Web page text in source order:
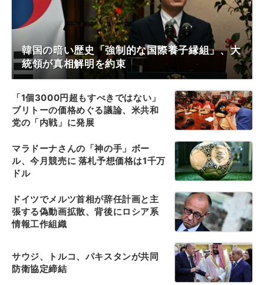
韓国の暗い歴史「強制的な国際養子縁組」、大
統領が真相解明を約束
「1個3000円超もすべきではない」
ブリトーの価格めぐる議論、米共和
党の「内戦」に発展
マラドーナさんの「神の手」ボー
ル、今月競売に 落札予想価格は1千万
ドル
ドイツでメルツ首相が辞任計画と主
張する偽動画拡散、背後にロシア系
情報工作組織
サウジ、トルコ、パキスタンが共同
防衛協定締結